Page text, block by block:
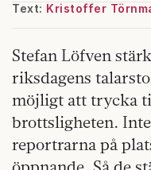
Text: Kristoffer
Stefan Löfven
riksdagens
möjligt att trycka
brottsligheten.
reportrarna på